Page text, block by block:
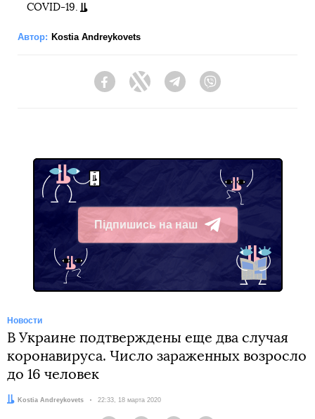
COVID-19.
Автор: Kostia Andreykovets
FacebookTwitter Telegram
Підпишись на наш
Telegram
Новости
В Украине подтверждены еще два случая
коронавируса. Число зараженных возросло
до 16 человек
Автор:Kostia Andreykovets Дата:
22:33, 18 марта 2020